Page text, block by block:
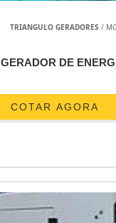
TRIANGULO GERADORES /
GERADOR DE
COTAR AGORA